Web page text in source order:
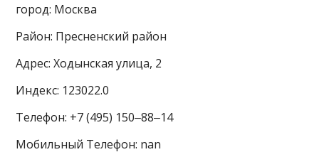
город: Москва
Район: Пресненский район
Адрес: Ходынская улица, 2
Индекс: 123022.0
Телефон: +7 (495) 150‒88‒14
Мобильный Телефон: nan